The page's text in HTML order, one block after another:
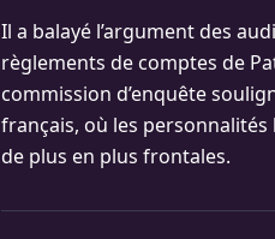
Il a balayé l’argument des
règlements de comptes de
commission d’enquête
français, où les
de plus en plus frontales.